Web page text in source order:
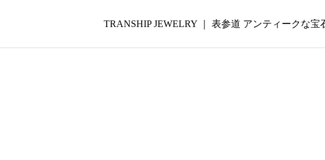
TRANSHIP JEWELRY ｜ 表参道 アンティークな